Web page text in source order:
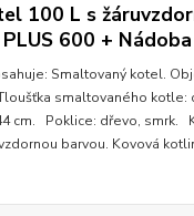
100 L s
600 +
Smaltovaný kotel.
smaltovaného kotle:
cm. Poklice: dřevo, smrk.
barvou. Kovová